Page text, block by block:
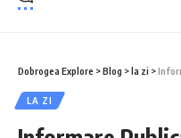
Dobrogea Explore >Blog >la zi >
LA ZI